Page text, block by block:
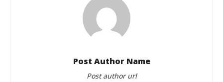
Post Author Name
Post author url